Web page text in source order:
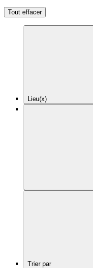
Tout effacer
Lieu(x)
Trier par